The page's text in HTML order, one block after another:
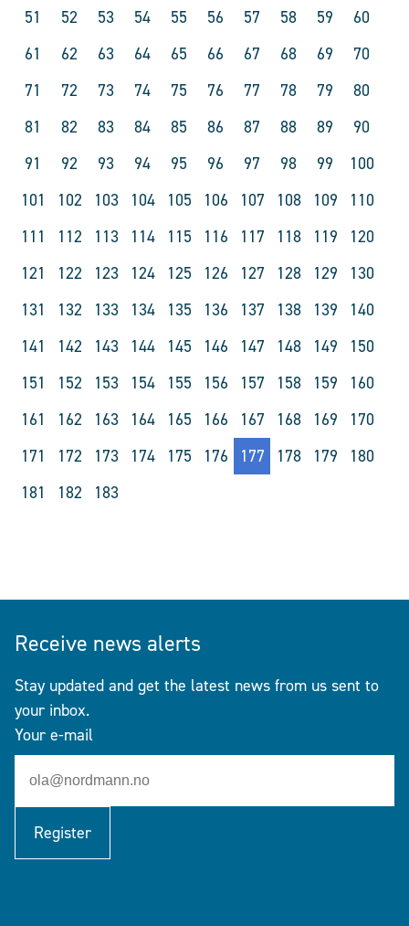
51
52 53 54 55 56 57 58 59
60
61
62 63 64 65 66 67 68 69
70
71
72 73 74 75 76 77 78 79
80
81
82 83 84 85 86 87 88 89
90
91
92 93 94 95 96 97 98 99
100
101
102 103 104 105 106 107 108 109
110
111
112 113 114 115 116 117 118 119
120
121
122 123 124 125 126 127 128 129
130
131
132 133 134 135 136 137 138 139
140
141
142 143 144 145 146 147 148 149
150
151
152 153 154 155 156 157 158 159
160
161
162 163 164 165 166 167 168 169
170
171
172 173 174 175 176 177 178 179
180
181
182 183
Receive news alerts
Stay updated and get the latest news from us sent to
your inbox.
Your e-mail
Register